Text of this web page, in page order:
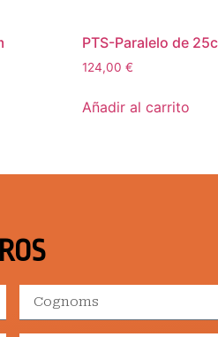
PTS-Paralelo de
124,00 €
Añadir al carrito